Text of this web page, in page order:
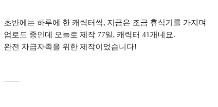
초반에는 하루에 한 캐릭터씩, 지금은 조금 휴식기를 가지며
업로드 중인데 오늘로 제작 77일, 캐릭터 41개네요.
완전 자급자족을 위한 제작이었습니다!